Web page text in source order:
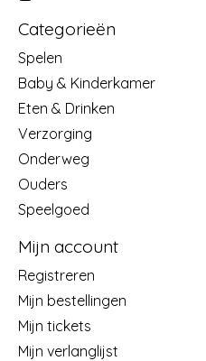
Categorieën
Spelen
Baby & Kinderkamer
Eten & Drinken
Verzorging
Onderweg
Ouders
Speelgoed
Mijn account
Registreren
Mijn bestellingen
Mijn tickets
Mijn verlanglijst